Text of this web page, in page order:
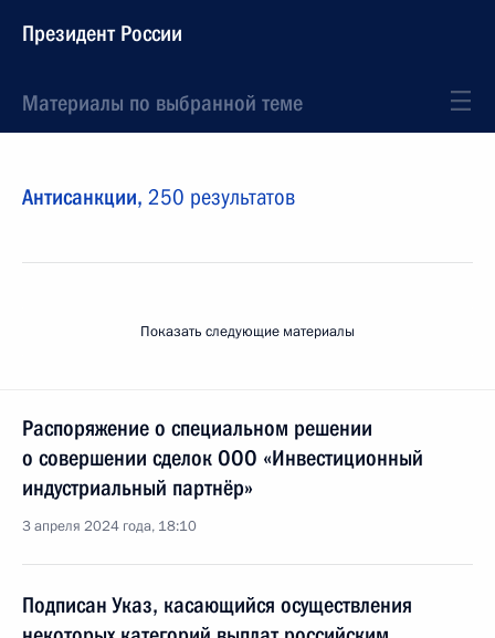
Президент России
Материалы по выбранной теме
Антисанкции, 250 результатов
Показать следующие материалы
Распоряжение о специальном решении
о совершении сделок ООО «Инвестиционный
индустриальный партнёр»
3 апреля 2024 года, 18:10
Подписан Указ, касающийся осуществления